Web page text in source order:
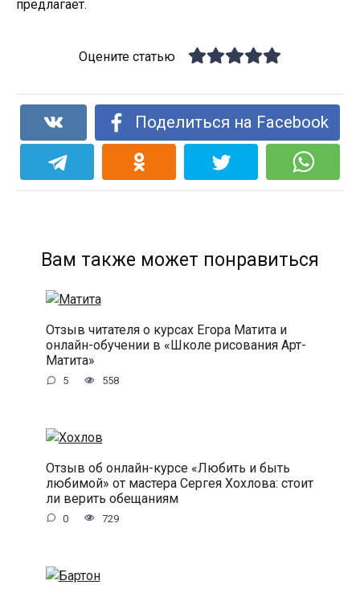
предлагает.
Оцените статью
Поделиться на Facebook
Вам также может понравиться
Отзыв читателя о курсах Егора Матита и
онлайн-обучении в «Школе рисования Арт-
Матита»
5 558
Отзыв об онлайн-курсе «Любить и быть
любимой» от мастера Сергея Хохлова: стоит
ли верить обещаниям
0 729